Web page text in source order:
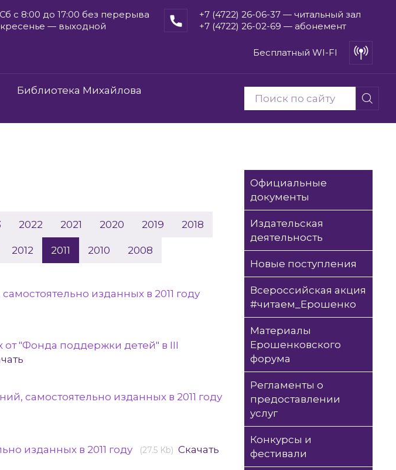
с 8:00 до 17:00 без перерыва
— выходной
+7 (4722) 26-06-37 — читальный зал
+7 (4722) 26-02-69 — абонемент
Бесплатный WI-FI
Библиотека Михайлова
2022 2021 2020 2019 2018
2012 2011 2010 2008
изданных в 2011 году
"Фонда поддержки детей" в III
самостоятельно изданных в 2011 году
изданных в 2011 году (27.5 Kb) Скачать
Официальные
документы
Издательская
деятельность
Новые поступления
Всероссийская акция
#читаем_Ерошенко
Материалы
Ерошенковского
форума
Регламенты о
предоставлении
услуг
Конкурсы и
фестивали